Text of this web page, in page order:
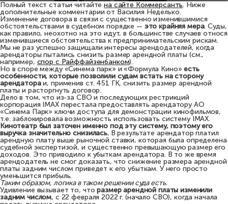
Полный текст статьи читайтена сайте Коммерсантъ. Ниже
дополнительные комментарии от Василия Неделько.
Изменение договора в связи с существенно изменившимися
обстоятельствами в судебном порядке — это крайняя мера. Суды,
как правило, неохотно на это идут, в большинстве случаев относя
изменившиеся обстоятельства к предпринимательским рискам.
Мы не раз успешно защищали интересы арендодателей, когда
арендаторы пытались снизить размер арендной платы (см.,
например, спор с Райффайзенбанком).
Но в споре между «Синема парк» и «Формула Кино»есть
особенности, которые позволили судам встать на сторону
арендатораи, применив ст. 451 ГК, снизить размер арендной
платы и расторгнуть договор.
Дело в том, что из-за СВО и последующих рестрикций
корпорация IMAX перестала предоставлять арендатору АО
«Синема Парк» ключи доступа для демонстрации кинофильмов,
т.е. заблокировала возможность использовать систему IMAX.
Кинотеатр был заточен именно под эту систему, поэтому его
выручка значительно снизилась. В результате арендатор платил
арендную плату выше рыночной ставки, которая была определена
судебной экспертизой, и существенно превышающую размер его
доходов. Это приводило к убыткам арендатора. В то же время
арендодатель не смог доказать, что снижение размера арендной
платы задним числом приведет к его убыткам. У него просто
уменьшится прибыль.
Таким образом, логика в таком решении суда есть.
Удивление вызывает то, чторазмер арендной платы изменили
задним числом, с 22 февраля 2022 г. (начало СВО), когда начала